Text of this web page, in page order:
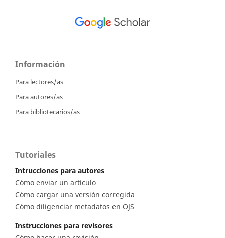
Información
Para lectores/as
Para autores/as
Para bibliotecarios/as
Tutoriales
Intrucciones para autores
Cómo enviar un artículo
Cómo cargar una versión corregida
Cómo diligenciar metadatos en OJS
Instrucciones para revisores